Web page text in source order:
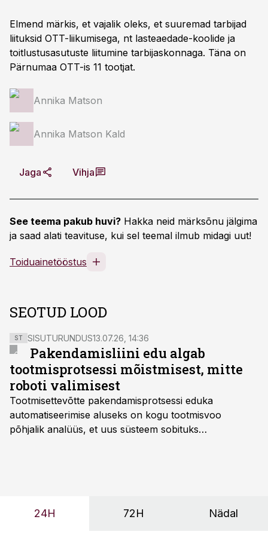
Elmend märkis, et vajalik oleks, et suuremad tarbijad
liituksid OTT-liikumisega, nt lasteaedade-koolide ja
toitlustusasutuste liitumine tarbijaskonnaga. Täna on
Pärnumaa OTT-is 11 tootjat.
Annika Matson
Annika Matson Kald
Jaga Vihja
See teema pakub huvi? Hakka neid märksõnu jälgima
ja saad alati teavituse, kui sel teemal ilmub midagi uut!
Toiduainetööstus
SEOTUD LOOD
ST SISUTURUNDUS13.07.26, 14:36
Pakendamisliini edu algab
tootmisprotsessi mõistmisest, mitte
roboti valimisest
Tootmisettevõtte pakendamisprotsessi eduka
automatiseerimise aluseks on kogu tootmisvoo
põhjalik analüüs, et uus süsteem sobituks
OÜ tegevjuht Sander Mitendorf.
24H 72H Nädal